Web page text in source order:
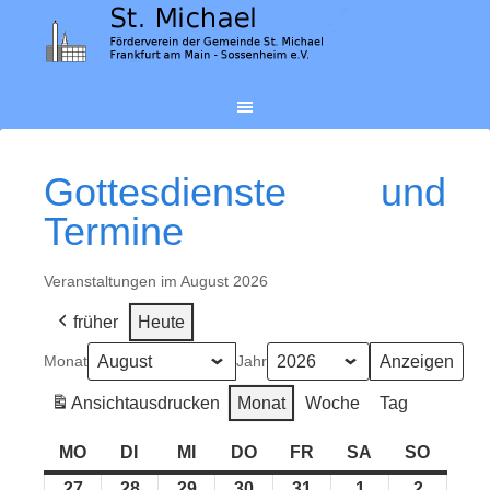
Gottesdienste und
Termine
Veranstaltungen im August 2026
früher Heute
Monat Jahr
Ansichtausdrucken Monat Woche Tag
MOMONTAG
DI DIENSTAG
MI MITTWOCH
DODONNERSTAG
FR FREITAG
SA SAMSTAG
SO